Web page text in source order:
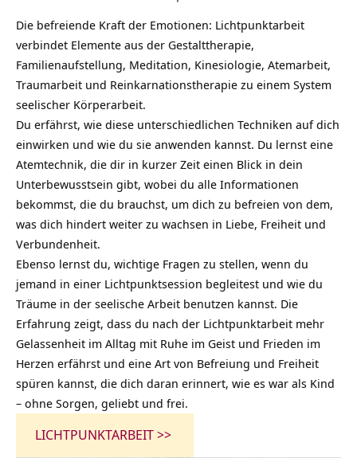
Die befreiende Kraft der Emotionen: Lichtpunktarbeit
verbindet Elemente aus der Gestalttherapie,
Familienaufstellung, Meditation, Kinesiologie, Atemarbeit,
Traumarbeit und Reinkarnationstherapie zu einem System
seelischer Körperarbeit.
Du erfährst, wie diese unterschiedlichen Techniken auf dich
einwirken und wie du sie anwenden kannst. Du lernst eine
Atemtechnik, die dir in kurzer Zeit einen Blick in dein
Unterbewusstsein gibt, wobei du alle Informationen
bekommst, die du brauchst, um dich zu befreien von dem,
was dich hindert weiter zu wachsen in Liebe, Freiheit und
Verbundenheit.
Ebenso lernst du, wichtige Fragen zu stellen, wenn du
jemand in einer Lichtpunktsession begleitest und wie du
Träume in der seelische Arbeit benutzen kannst. Die
Erfahrung zeigt, dass du nach der Lichtpunktarbeit mehr
Gelassenheit im Alltag mit Ruhe im Geist und Frieden im
Herzen erfährst und eine Art von Befreiung und Freiheit
spüren kannst, die dich daran erinnert, wie es war als Kind
– ohne Sorgen, geliebt und frei.
LICHTPUNKTARBEIT >>